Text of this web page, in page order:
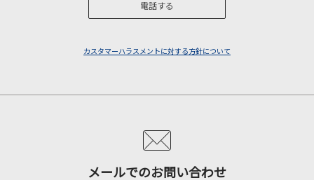
電話する
カスタマーハラスメントに対する方針について
メールでのお問い合わせ